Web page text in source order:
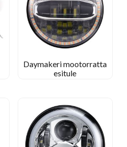
Daymakeri mootorratta
esitule